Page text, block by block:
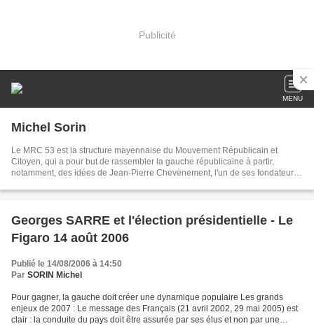
Publicité
MENU
Michel Sorin
Le MRC 53 est la structure mayennaise du Mouvement Républicain et
Citoyen, qui a pour but de rassembler la gauche républicaine à partir,
notamment, des idées de Jean-Pierre Chevènement, l'un de ses fondateurs,
Mouvement des Citoyens (MDC) après les élections de 2002. En 2022, le
quatre autres organisations politiques.
Georges SARRE et l'élection présidentielle - Le
Figaro 14 août 2006
Publié le 14/08/2006 à 14:50
Par SORIN Michel
Pour gagner, la gauche doit créer une dynamique populaire Les grands
enjeux de 2007 : Le message des Français (21 avril 2002, 29 mai 2005) est
clair : la conduite du pays doit être assurée par ses élus et non par une